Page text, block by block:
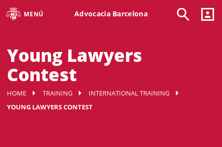
MENÚ Advocacia Barcelona
Young Lawyers
Contest
HOME TRAINING
INTERNATIONAL TRAINING
YOUNG LAWYERS CONTEST